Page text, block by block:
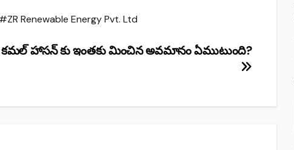
#ZR Renewable Energy Pvt. Ltd
కమల్ హాసన్ కు ఇంతకు మించిన అవమానం ఏముటుంది?